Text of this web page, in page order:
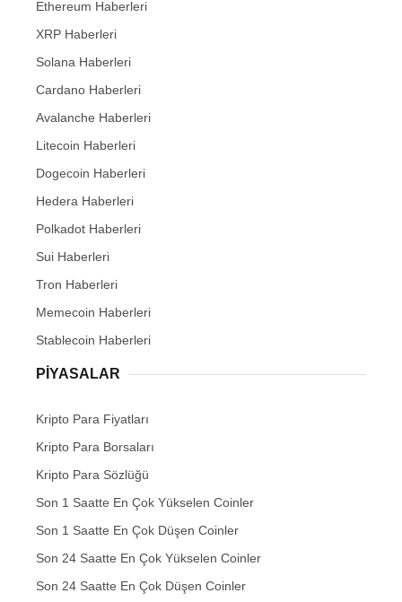
Ethereum Haberleri
XRP Haberleri
Solana Haberleri
Cardano Haberleri
Avalanche Haberleri
Litecoin Haberleri
Dogecoin Haberleri
Hedera Haberleri
Polkadot Haberleri
Sui Haberleri
Tron Haberleri
Memecoin Haberleri
Stablecoin Haberleri
PIYASALAR
Kripto Para Fiyatları
Kripto Para Borsaları
Kripto Para Sözlüğü
Son 1 Saatte En Çok Yükselen Coinler
Son 1 Saatte En Çok Düşen Coinler
Son 24 Saatte En Çok Yükselen Coinler
Son 24 Saatte En Çok Düşen Coinler